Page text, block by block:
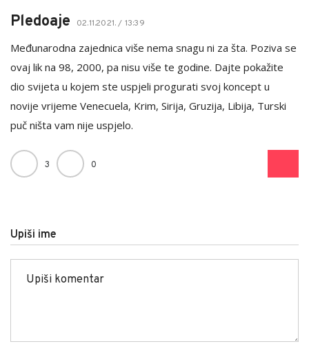
Pledoaje 02.11.2021. / 13:39
Međunarodna zajednica više nema snagu ni za šta. Poziva se
ovaj lik na 98, 2000, pa nisu više te godine. Dajte pokažite
dio svijeta u kojem ste uspjeli progurati svoj koncept u
novije vrijeme Venecuela, Krim, Sirija, Gruzija, Libija, Turski
puč ništa vam nije uspjelo.
3 0
Upiši ime